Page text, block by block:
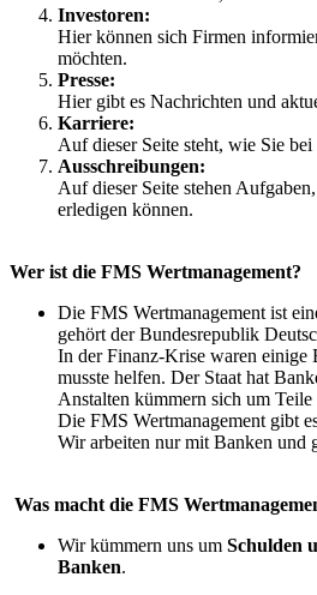
Investoren:
Hier können sich Firmen
möchten.
Presse:
Hier gibt es Nachrichten und
Karriere:
Auf dieser Seite steht, wie Sie
Ausschreibungen:
Auf dieser Seite stehen
erledigen können.
Wer ist die FMS Wertmanagement?
Die FMS Wertmanagement ist
gehört der Bundesrepublik
In der Finanz-Krise waren einige
musste helfen. Der Staat hat
Anstalten kümmern sich um Teile
Die FMS Wertmanagement gibt
Wir arbeiten nur mit Banken und
Was macht die FMS
Wir kümmern uns um Schulden
Banken.